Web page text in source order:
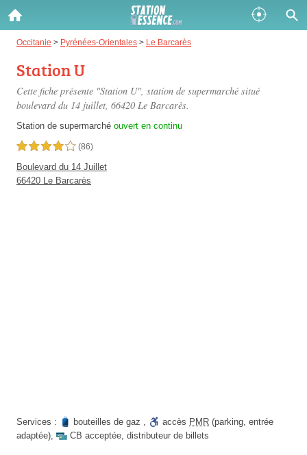
Occitanie > Pyrénées-Orientales > Le Barcarès
Station U
Cette fiche présente "Station U", station de supermarché situé
boulevard du 14 juillet, 66420 Le Barcarès.
Station de supermarché ouvert en continu
4,0 étoiles sur 5 (86)
Boulevard du 14 Juillet
66420 Le Barcarès
Services : bouteilles de gaz , accès PMR (parking, entrée
adaptée), CB acceptée, distributeur de billets
Gazole :
Disponible
SP 98 :
Disponible
SP 95 :
Disponible